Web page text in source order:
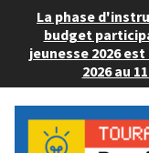
La phase
budget
jeunesse 2026
2026 au